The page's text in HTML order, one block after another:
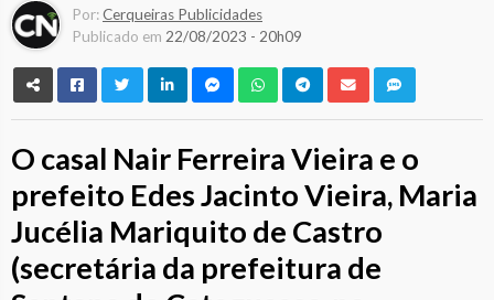
Por:Cerqueiras Publicidades
Publicado em 22/08/2023 - 20h09
O casal Nair Ferreira Vieira e o
prefeito Edes Jacinto Vieira, Maria
Jucélia Mariquito de Castro
(secretária da prefeitura de